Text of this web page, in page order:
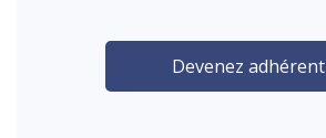
Devenez adhérent